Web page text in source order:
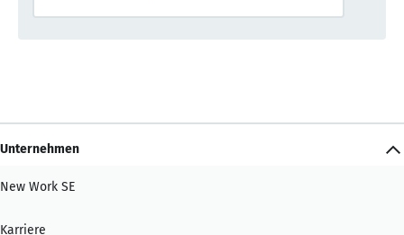
Unternehmen
New Work SE
Karriere